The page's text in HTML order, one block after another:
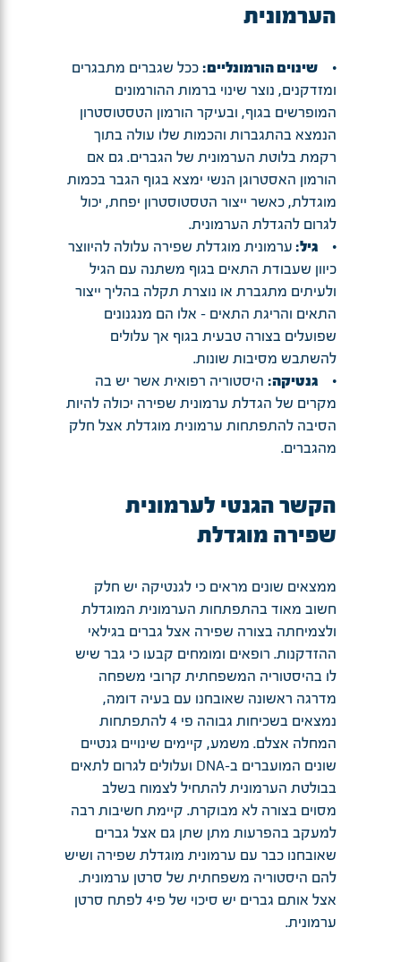
הערמונית
• שינוים הורמונליים: ככל שגברים מתבגרים
ומזדקנים, נוצר שינוי ברמות ההורמונים
המופרשים בגוף, ובעיקר הורמון הטסטוסטרון
הנמצא בהתגברות והכמות שלו עולה בתוך
רקמת בלוטת הערמונית של הגברים. גם אם
הורמון האסטרוגן הנשי ימצא בגוף הגבר בכמות
מוגדלת, כאשר ייצור הטסטוסטרון יפחת, יכול
לגרום להגדלת הערמונית.
• גיל: ערמונית מוגדלת שפירה עלולה להיווצר
כיוון שעבודת התאים בגוף משתנה עם הגיל
ולעיתים מתגברת או נוצרת תקלה בהליך ייצור
התאים והריגת התאים – אלו הם מנגנונים
שפועלים בצורה טבעית בגוף אך עלולים
להשתבש מסיבות שונות.
• גנטיקה: היסטוריה רפואית אשר יש בה
מקרים של הגדלת ערמונית שפירה יכולה להיות
הסיבה להתפתחות ערמונית מוגדלת אצל חלק
מהגברים.
הקשר הגנטי לערמונית
שפירה מוגדלת
ממצאים שונים מראים כי לגנטיקה יש חלק
חשוב מאוד בהתפתחות הערמונית המוגדלת
ולצמיחתה בצורה שפירה אצל גברים בגילאי
ההזדקנות. רופאים ומומחים קבעו כי גבר שיש
לו בהיסטוריה המשפחתית קרובי משפחה
מדרגה ראשונה שאובחנו עם בעיה דומה,
נמצאים בשכיחות גבוהה פי 4 להתפתחות
המחלה אצלם. משמע, קיימים שינויים גנטיים
שונים המועברים ב-DNA ועלולים לגרום לתאים
בבולטת הערמונית להתחיל לצמוח בשלב
מסוים בצורה לא מבוקרת. קיימת חשיבות רבה
למעקב בהפרעות מתן שתן גם אצל גברים
שאובחנו כבר עם ערמונית מוגדלת שפירה ושיש
להם היסטוריה משפחתית של סרטן ערמונית.
אצל אותם גברים יש סיכוי של פי4 לפתח סרטן
ערמונית.